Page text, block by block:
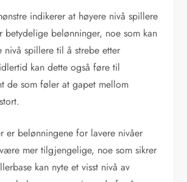
indikerer at høyere nivå spillere
betydelige belønninger, noe som kan
nivå spillere til å strebe etter
kan dette også føre til
de som føler at gapet mellom
er belønningene for lavere nivåer
mer tilgjengelige, noe som sikrer
kan nyte et visst nivå av